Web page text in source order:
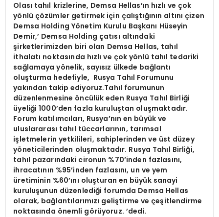
Olası tahıl krizlerine, Demsa Hellas’ın hızlı ve çok
yönlü çözümler getirmek için çalıştığının altını çizen
Demsa Holding Yönetim Kurulu Başkanı Hüseyin
Demir,’ Demsa Holding çatısı altındaki
şirketlerimizden biri olan Demsa Hellas, tahıl
ithalatı noktasında hızlı ve çok yönlü tahıl tedariki
sağlamaya yönelik, sayısız ülkede bağlantı
oluşturma hedefiyle, Rusya Tahıl Forumunu
yakından takip ediyoruz.Tahıl forumunun
düzenlenmesine öncülük eden Rusya Tahıl Birliği
üyeliği 1000’den fazla kuruluştan oluşmaktadır.
Forum katılımcıları, Rusya’nın en büyük ve
uluslararası tahıl tüccarlarının, tarımsal
işletmelerin yetkilileri, sahiplerinden ve üst düzey
yöneticilerinden oluşmaktadır. Rusya Tahıl Birliği,
tahıl pazarındaki cironun %70’inden fazlasını,
ihracatının %95’inden fazlasını, un ve yem
üretiminin %60’ını oluşturan en büyük sanayi
kuruluşunun düzenlediği forumda Demsa Hellas
olarak, bağlantılarımızı geliştirme ve çeşitlendirme
noktasında önemli görüyoruz. ’dedi.